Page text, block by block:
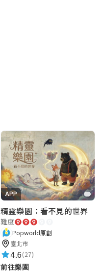
APP
精靈樂園：看不見的世界
難度
Popworld原創
臺北市
4.6(27)
前往樂園